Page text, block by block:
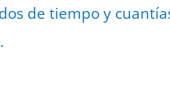
de tiempo y